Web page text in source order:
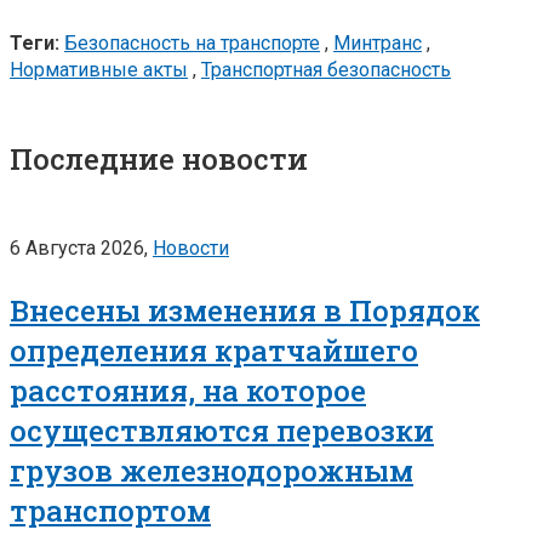
Теги: Безопасность на транспорте , Минтранс ,
Нормативные акты , Транспортная безопасность
Последние новости
6 Августа 2026, Новости
Внесены изменения в Порядок
определения кратчайшего
расстояния, на которое
осуществляются перевозки
грузов железнодорожным
транспортом